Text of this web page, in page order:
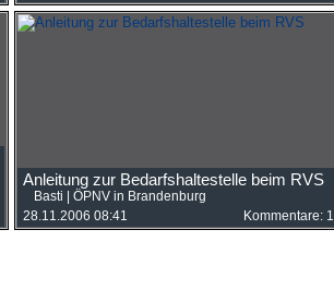
Anleitung zur Bedarfshaltestelle beim RVS
Basti
ÖPNV in Brandenburg
28.11.2006 08:41
Kommentare: 1